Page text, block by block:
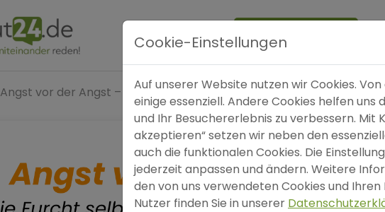
Angst vor der Angst – Wenn die Furcht selbst zur unsichtbaren
Cookie-Einstellungen
Auf unserer Website nutzen wir Cookies. Von
einige essenziell. Andere Cookies helfen uns
und Ihr Besuchererlebnis zu verbessern. Mit
akzeptieren“ setzen wir neben den
auch die funktionalen Cookies. Die
jederzeit anpassen und ändern. Weitere
den von uns verwendeten Cookies und Ihren
Nutzer finden Sie in unserer